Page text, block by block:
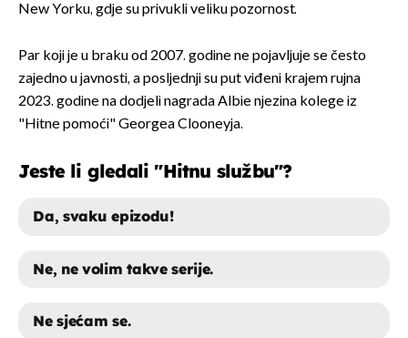
New Yorku, gdje su privukli veliku pozornost.
Par koji je u braku od 2007. godine ne pojavljuje se često
zajedno u javnosti, a posljednji su put viđeni krajem rujna
2023. godine na dodjeli nagrada Albie njezina kolege iz
"Hitne pomoći" Georgea Clooneyja.
Jeste li gledali "Hitnu službu"?
Da, svaku epizodu!
Ne, ne volim takve serije.
Ne sjećam se.